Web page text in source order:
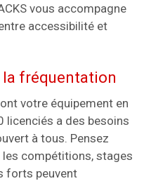
vous accompagne
accessibilité et
fréquentation
votre équipement en
licenciés a des besoins
à tous. Pensez
compétitions, stages
forts peuvent